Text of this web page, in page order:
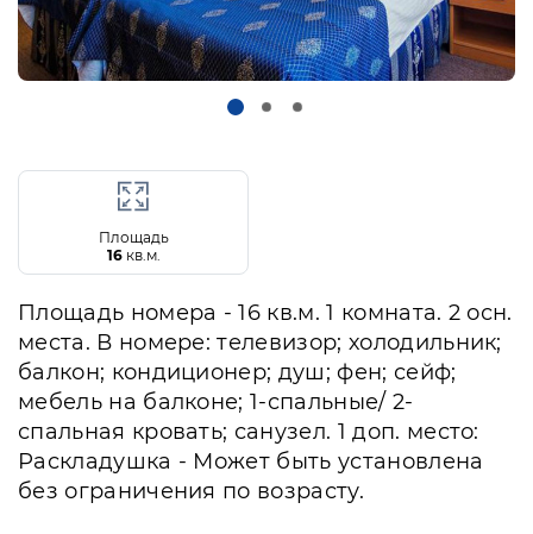
Площадь
16кв.м.
Площадь номера - 16 кв.м. 1 комната. 2 осн.
места. В номере: телевизор; холодильник;
балкон; кондиционер; душ; фен; сейф;
мебель на балконе; 1-спальные/ 2-
спальная кровать; санузел. 1 доп. место:
Раскладушка - Может быть установлена
без ограничения по возрасту.